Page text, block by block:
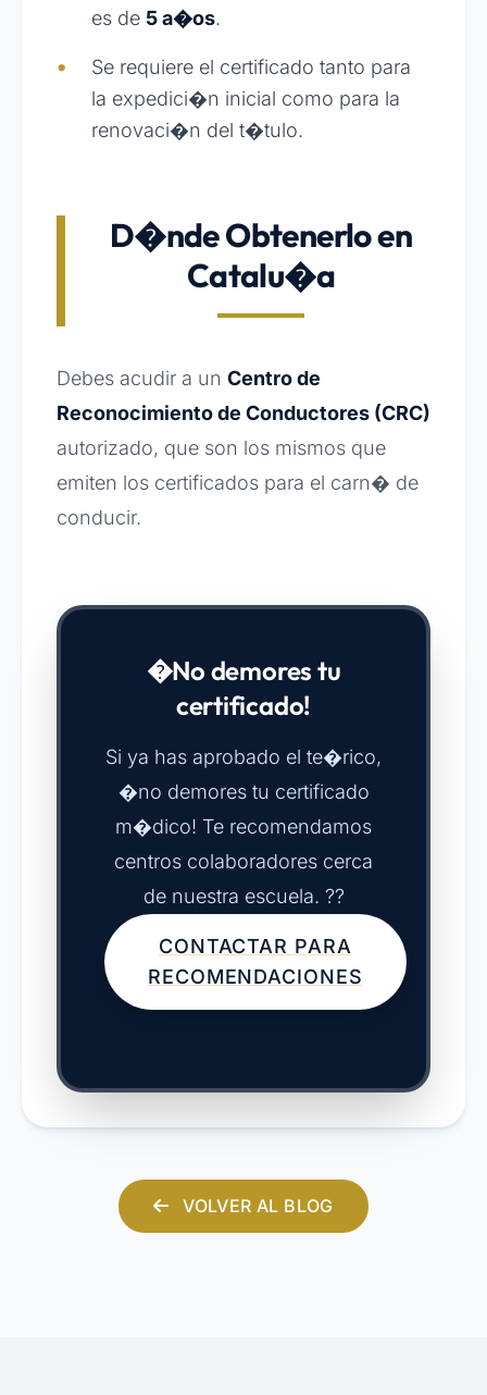
es de 5 a�os.
Se requiere el certificado tanto para
la expedici�n inicial como para la
renovaci�n del t�tulo.
D�nde Obtenerlo en
Catalu�a
Debes acudir a un Centro de
Reconocimiento de Conductores (CRC)
autorizado, que son los mismos que
emiten los certificados para el carn� de
conducir.
�No demores tu
certificado!
Si ya has aprobado el te�rico,
�no demores tu certificado
m�dico! Te recomendamos
centros colaboradores cerca
de nuestra escuela. ??
CONTACTAR PARA
RECOMENDACIONES
VOLVER AL BLOG